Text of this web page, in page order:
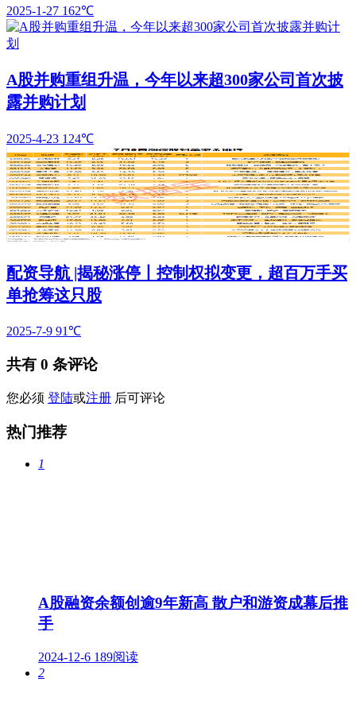
2025-1-27 162℃
A股并购重组升温，今年以来超300家公司首次披
露并购计划
2025-4-23 124℃
配资导航 |揭秘涨停丨控制权拟变更，超百万手买
单抢筹这只股
2025-7-9 91℃
共有 0 条评论
您必须 登陆或注册 后可评论
热门推荐
1
A股融资余额创逾9年新高 散户和游资成幕后推
手
2024-12-6 189阅读
2